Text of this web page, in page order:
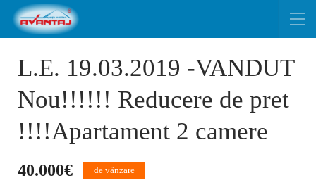
L.E. 19.03.2019 -VANDUT
Nou!!!!!! Reducere de pret
!!!!Apartament 2 camere
40.000€ de vânzare